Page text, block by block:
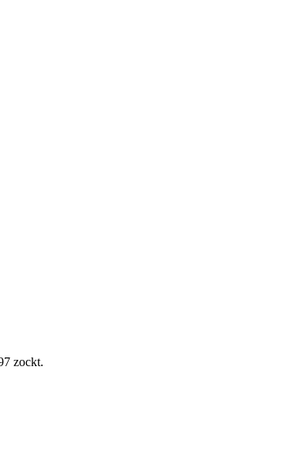
zockt.